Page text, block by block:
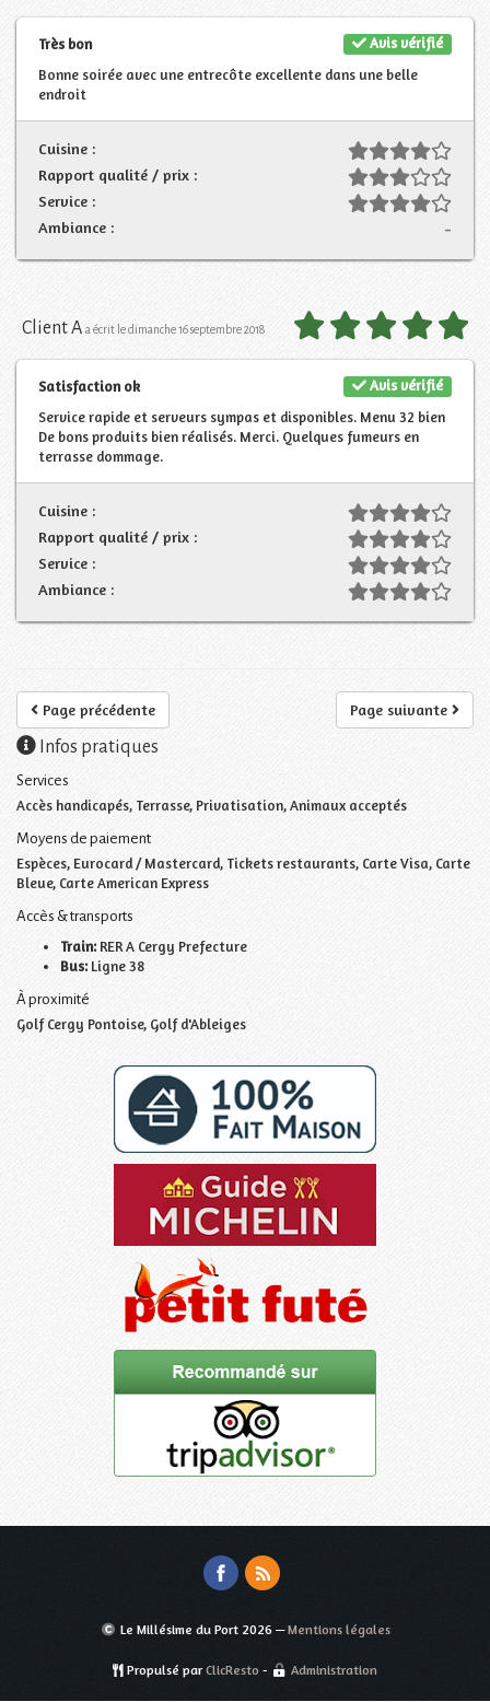
Avis vérifié
Très bon
Bonne soirée avec une entrecôte excellente dans une belle
endroit
Cuisine :
Rapport qualité / prix :
Service :
-
Ambiance :
Client A a écrit le dimanche 16 septembre 2018
Avis vérifié
Satisfaction ok
Service rapide et serveurs sympas et disponibles. Menu 32 bien
De bons produits bien réalisés. Merci. Quelques fumeurs en
terrasse dommage.
Cuisine :
Rapport qualité / prix :
Service :
Ambiance :
Page suivante
Page précédente
Infos pratiques
Services
Accès handicapés, Terrasse, Privatisation, Animaux acceptés
Moyens de paiement
Espèces, Eurocard / Mastercard, Tickets restaurants, Carte Visa, Carte
Bleue, Carte American Express
Accès & transports
Train: RER A Cergy Prefecture
Bus: Ligne 38
À proximité
Golf Cergy Pontoise, Golf d'Ableiges
Le Millésime du Port2026 —Mentions légales
Propulsé parClicResto - Administration